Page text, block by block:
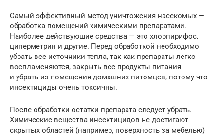
Самый эффективный метод уничтожения насекомых —
обработка помещений химическими препаратами.
Наиболее действующие средства — это хлорпирифос,
циперметрин и другие. Перед обработкой необходимо
убрать все источники тепла, так как препараты легко
воспламеняются, закрыть все продукты питания
и убрать из помещения домашних питомцев, потому что
инсектициды очень токсичны.
После обработки остатки препарата следует убрать.
Химические вещества инсектицидов не достигают
скрытых областей (например, поверхность за мебелью)